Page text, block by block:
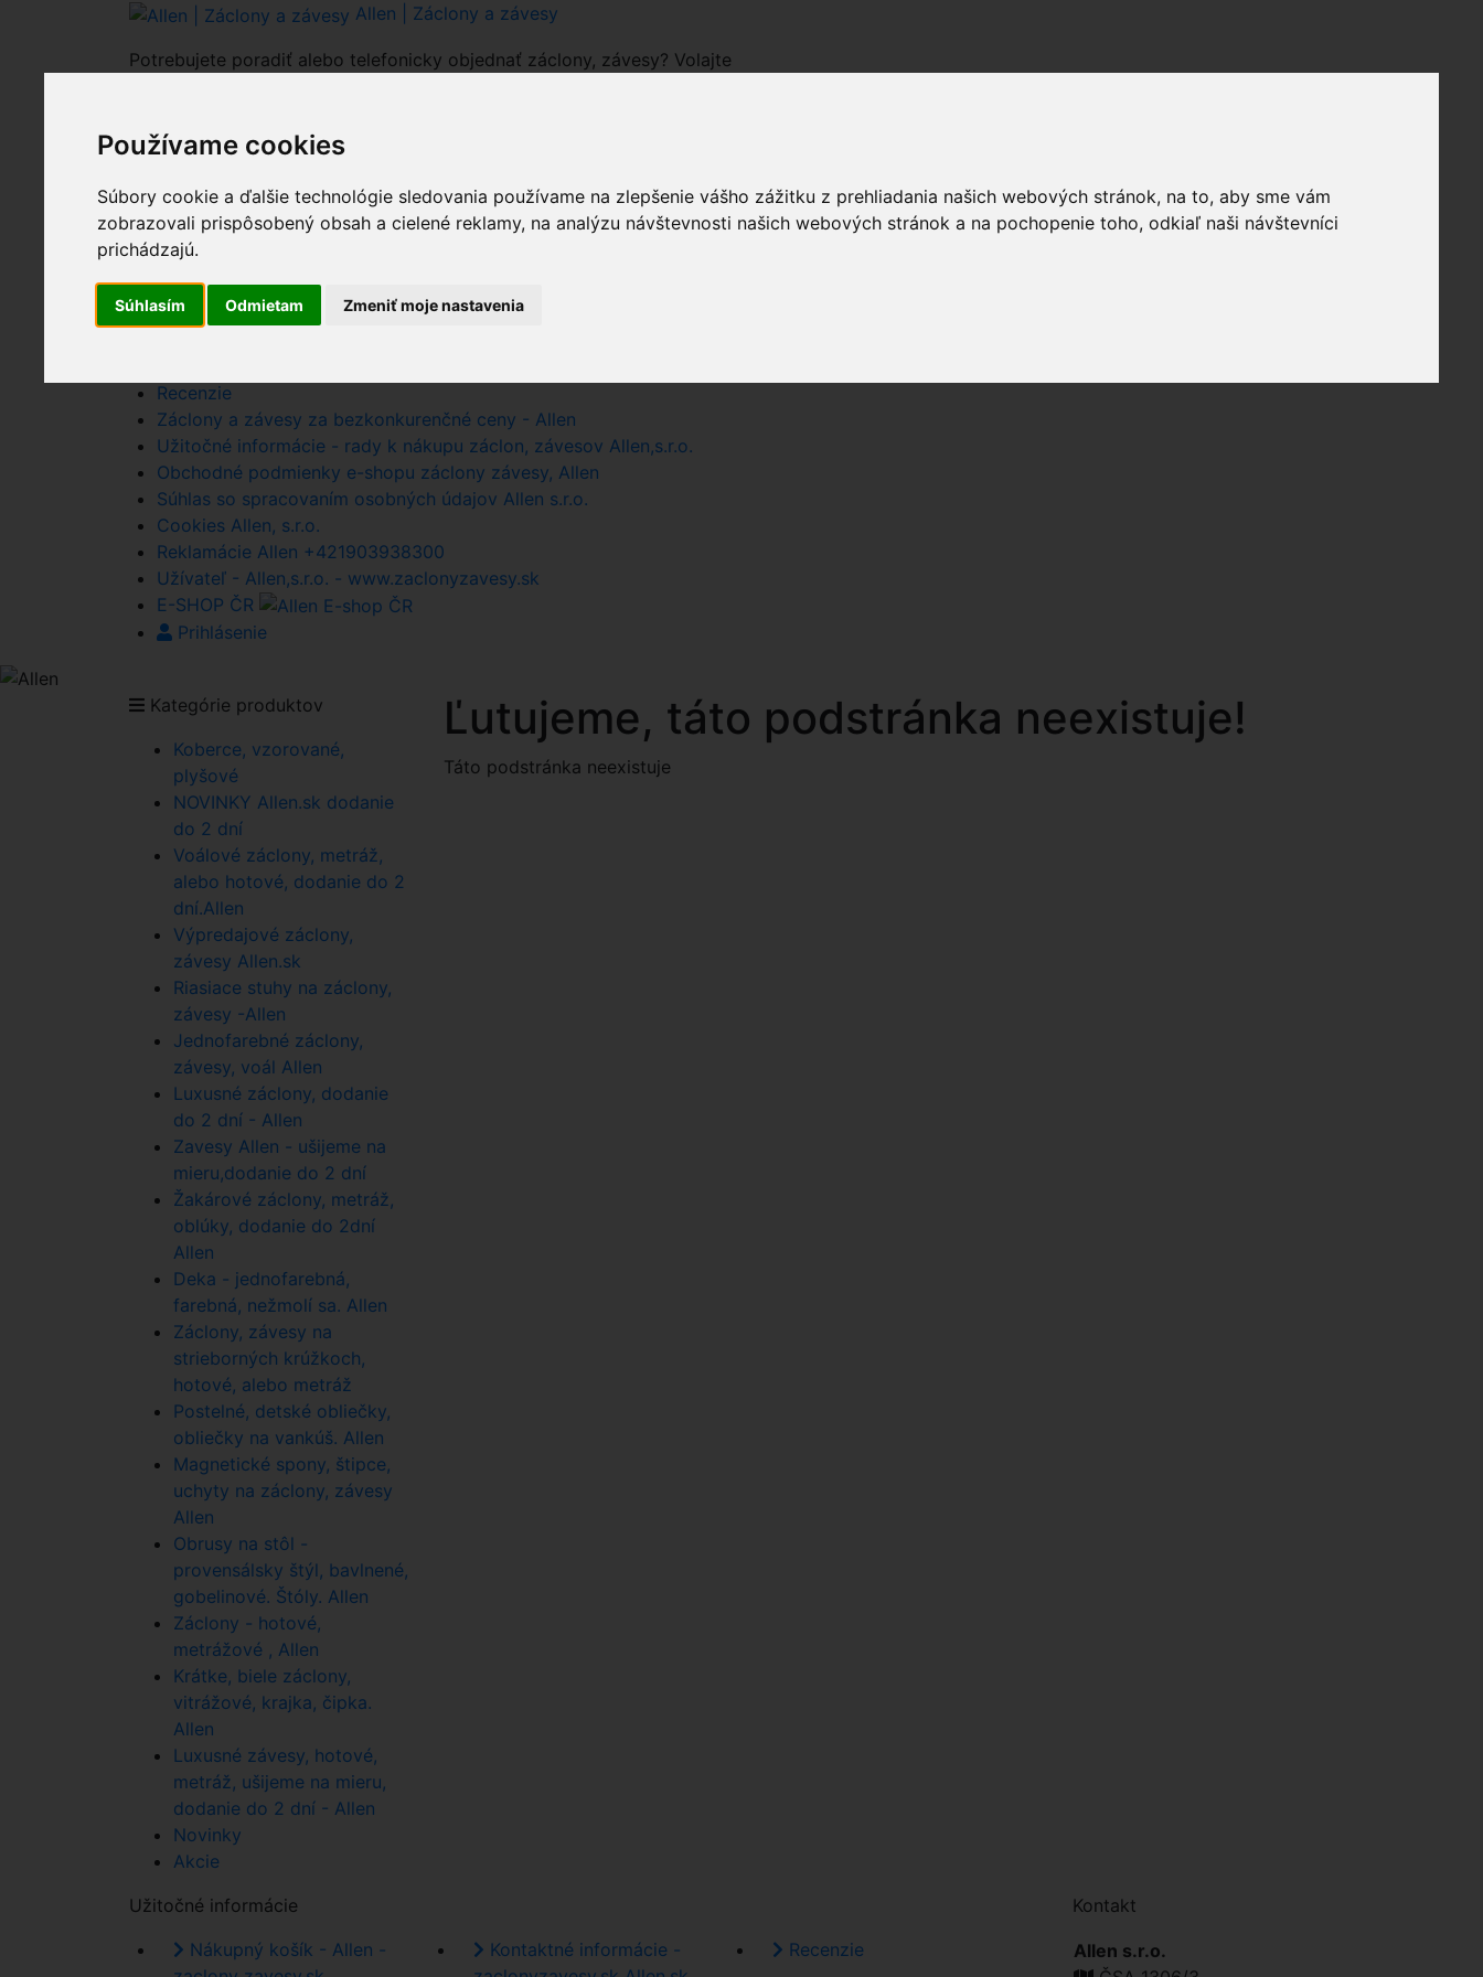
Používame cookies
Súbory cookie a ďalšie technológie sledovania používame na zlepšenie vášho zážitku z prehliadania našich webových stránok, na to, aby sme vám
zobrazovali prispôsobený obsah a cielené reklamy, na analýzu návštevnosti našich webových stránok a na pochopenie toho, odkiaľ naši návštevníci
prichádzajú.
Súhlasím Odmietam Zmeniť moje nastavenia
Allen | Záclony a závesy
Potrebujete poradiť alebo telefonicky objednať záclony, závesy? Volajte
Nákupný košík (0)
Nákupný košík je prázdny
Recenzie
Záclony a závesy za bezkonkurenčné ceny - Allen
Užitočné informácie - rady k nákupu záclon, závesov Allen,s.r.o.
Obchodné podmienky e-shopu záclony závesy, Allen
Súhlas so spracovaním osobných údajov Allen s.r.o.
Cookies Allen, s.r.o.
Reklamácie Allen +421903938300
Užívateľ - Allen,s.r.o. - www.zaclonyzavesy.sk
E-SHOP ČR
Prihlásenie
Kategórie produktov
Koberce, vzorované,
plyšové
NOVINKY Allen.sk dodanie
do 2 dní
Voálové záclony, metráž,
alebo hotové, dodanie do 2
dní.Allen
Výpredajové záclony,
závesy Allen.sk
Riasiace stuhy na záclony,
závesy -Allen
Jednofarebné záclony,
závesy, voál Allen
Luxusné záclony, dodanie
do 2 dní - Allen
Zavesy Allen - ušijeme na
mieru,dodanie do 2 dní
Žakárové záclony, metráž,
oblúky, dodanie do 2dní
Allen
Deka - jednofarebná,
farebná, nežmolí sa. Allen
Záclony, závesy na
strieborných krúžkoch,
hotové, alebo metráž
Postelné, detské obliečky,
obliečky na vankúš. Allen
Magnetické spony, štipce,
uchyty na záclony, závesy
Allen
Obrusy na stôl -
provensálsky štýl, bavlnené,
gobelinové. Štóly. Allen
Záclony - hotové,
metrážové , Allen
Krátke, biele záclony,
vitrážové, krajka, čipka.
Allen
Luxusné závesy, hotové,
metráž, ušijeme na mieru,
dodanie do 2 dní - Allen
Novinky
Akcie
Ľutujeme, táto podstránka neexistuje!
Táto podstránka neexistuje
Užitočné informácie
Nákupný košík - Allen -
Kontaktné informácie -
Recenzie
Kontakt
Allen s.r.o.